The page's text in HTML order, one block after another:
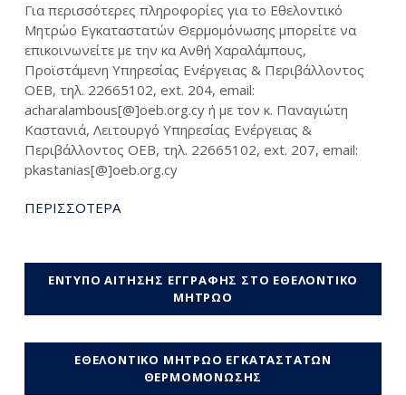
Για περισσότερες πληροφορίες για το Εθελοντικό
Μητρώο Εγκαταστατών Θερμομόνωσης μπορείτε να
επικοινωνείτε με την κα Ανθή Χαραλάμπους,
Προϊστάμενη Υπηρεσίας Ενέργειας & Περιβάλλοντος
ΟΕΒ, τηλ. 22665102, ext. 204, email:
acharalambous[@]oeb.org.cy ή με τον κ. Παναγιώτη
Καστανιά, Λειτουργό Υπηρεσίας Ενέργειας &
Περιβάλλοντος ΟΕΒ, τηλ. 22665102, ext. 207, email:
pkastanias[@]oeb.org.cy
ΠΕΡΙΣΣΟΤΕΡΑ
ΕΝΤΥΠΟ ΑΙΤΗΣΗΣ ΕΓΓΡΑΦΗΣ ΣΤΟ ΕΘΕΛΟΝΤΙΚΟ
ΜΗΤΡΩΟ
ΕΘΕΛΟΝΤΙΚΟ ΜΗΤΡΩΟ ΕΓΚΑΤΑΣΤΑΤΩΝ
ΘΕΡΜΟΜΟΝΩΣΗΣ